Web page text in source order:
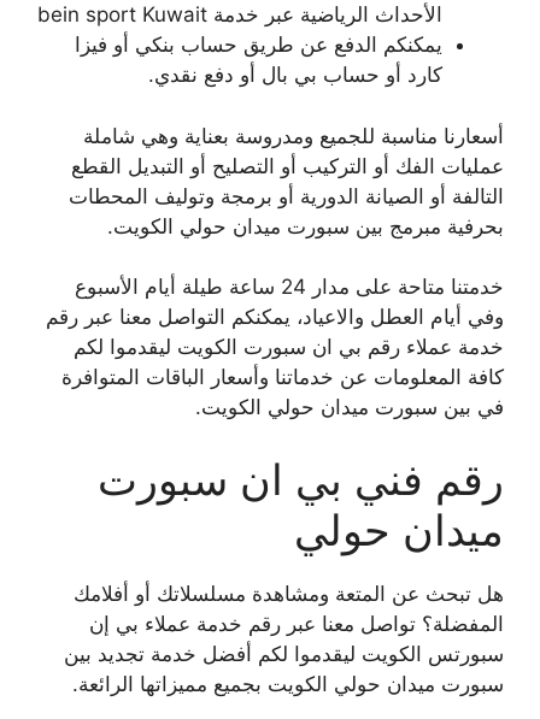
الأحداث الرياضية عبر خدمة bein sport Kuwait
يمكنكم الدفع عن طريق حساب بنكي أو فيزا
كارد أو حساب بي بال أو دفع نقدي.
أسعارنا مناسبة للجميع ومدروسة بعناية وهي شاملة
عمليات الفك أو التركيب أو التصليح أو التبديل القطع
التالفة أو الصيانة الدورية أو برمجة وتوليف المحطات
بحرفية مبرمج بين سبورت ميدان حولي الكويت.
خدمتنا متاحة على مدار 24 ساعة طيلة أيام الأسبوع
وفي أيام العطل والاعياد، يمكنكم التواصل معنا عبر رقم
خدمة عملاء رقم بي ان سبورت الكويت ليقدموا لكم
كافة المعلومات عن خدماتنا وأسعار الباقات المتوافرة
في بين سبورت ميدان حولي الكويت.
رقم فني بي ان سبورت
ميدان حولي
هل تبحث عن المتعة ومشاهدة مسلسلاتك أو أفلامك
المفضلة؟ تواصل معنا عبر رقم خدمة عملاء بي إن
سبورتس الكويت ليقدموا لكم أفضل خدمة تجديد بين
سبورت ميدان حولي الكويت بجميع مميزاتها الرائعة.